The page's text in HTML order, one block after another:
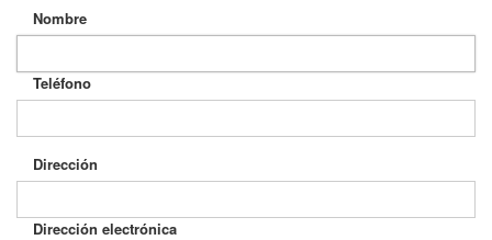
Nombre
Teléfono
Dirección
Dirección electrónica